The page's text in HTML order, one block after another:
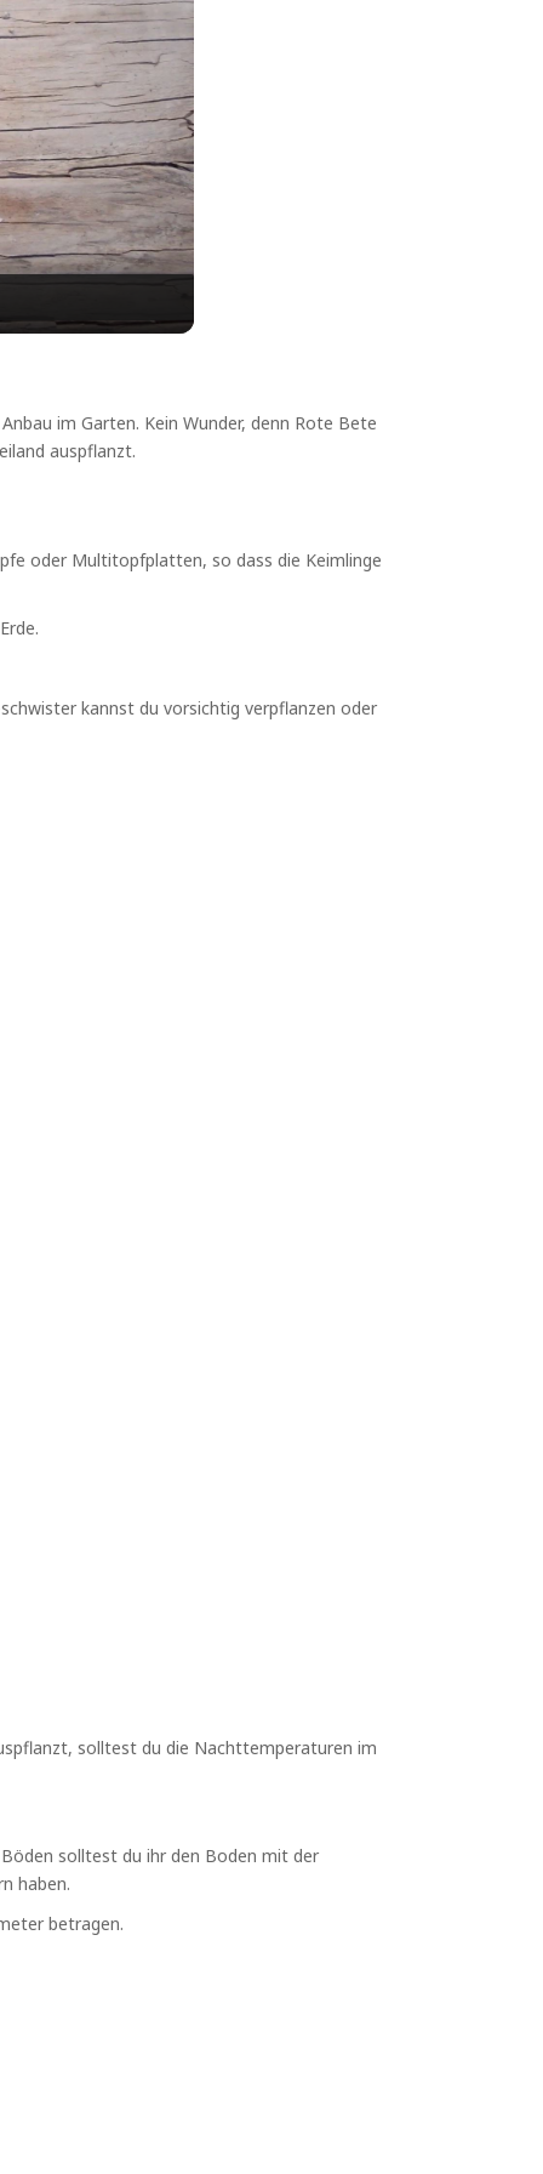
im Garten. Kein Wunder, denn Rote Bete
auspflanzt.
oder Multitopfplatten, so dass die Keimlinge
kannst du vorsichtig verpflanzen oder
solltest du die Nachttemperaturen im
solltest du ihr den Boden mit der
haben.
betragen.